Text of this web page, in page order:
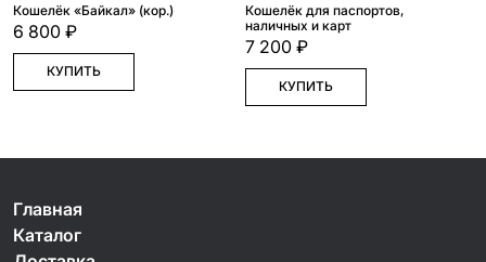
Кошелёк «Байкал» (кор.)
6 800 ₽
КУПИТЬ
Кошелёк для паспортов,
наличных и карт
7 200 ₽
КУПИТЬ
Главная
Каталог